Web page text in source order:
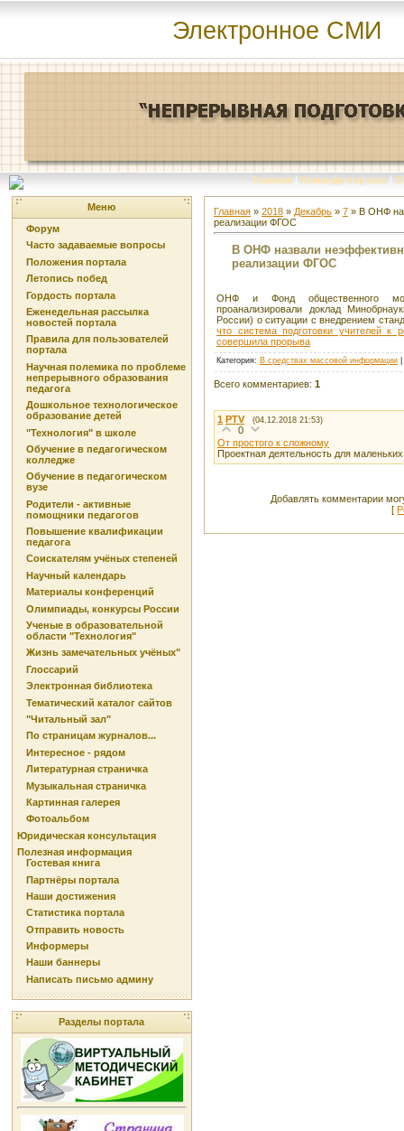
Электронное СМИ
Главная | Команда портала | О
Меню
Форум
Часто задаваемые вопросы
Положения портала
Летопись побед
Гордость портала
Еженедельная рассылка
новостей портала
Правила для пользователей
портала
Научная полемика по проблеме
непрерывного образования
педагога
Дошкольное технологическое
образование детей
"Технология" в школе
Обучение в педагогическом
колледже
Обучение в педагогическом
вузе
Родители - активные
помощники педагогов
Повышение квалификации
педагога
Соискателям учёных степеней
Научный календарь
Материалы конференций
Олимпиады, конкурсы России
Ученые в образовательной
области "Технология"
Жизнь замечательных учёных"
Глоссарий
Электронная библиотека
Тематический каталог сайтов
"Читальный зал"
По страницам журналов...
Интересное - рядом
Литературная страничка
Музыкальная страничка
Картинная галерея
Фотоальбом
Юридическая консультация
Полезная информация
Гостевая книга
Партнёры портала
Наши достижения
Статистика портала
Отправить новость
Информеры
Наши баннеры
Написать письмо админу
Разделы портала
Главная » 2018 » Декабрь » 7 » В ОНФ
реализации ФГОС
В ОНФ назвали
реализации ФГОС
ОНФ и Фонд общественного
проанализировали доклад
России) о ситуации с внедрением
что система подготовки учителей
совершила прорыва
Категория: В средствах массовой информации
Всего комментариев: 1
1 PTV (04.12.2018 21:53)
0
От простого к сложному
Проектная деятельность для
Добавлять комментарии
[